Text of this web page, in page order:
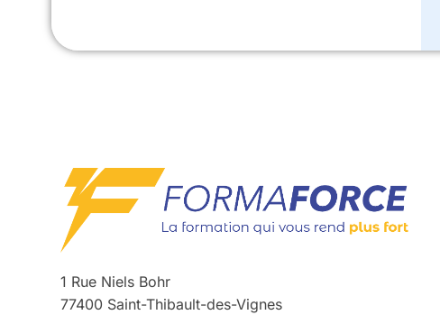
1 Rue Niels Bohr
77400 Saint-Thibault-des-Vignes